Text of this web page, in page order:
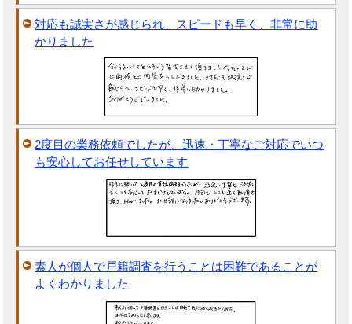
対応も誠実さが感じられ、スピードも早く、非常に助
かりました
2度目の業務依頼でしたが、迅速・丁寧なご対応でいつ
も安心してお任せしています
素人が個人で戸籍調査を行うことは困難であることが
よくわかりました